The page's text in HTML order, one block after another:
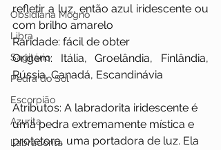
Obsidiana Mogno
Libra
Sagitário
Pedra do Sol
Escorpião
Azurita
Labradorita
refletir a luz, então azul iridescente ou
com brilho amarelo
Raridade: fácil de obter
Origem: Itália, Groelândia, Finlândia,
Rússia, Canadá, Escandinávia
Atributos: A labradorita iridescente é
uma pedra extremamente mística e
protetora, uma portadora de luz. Ela